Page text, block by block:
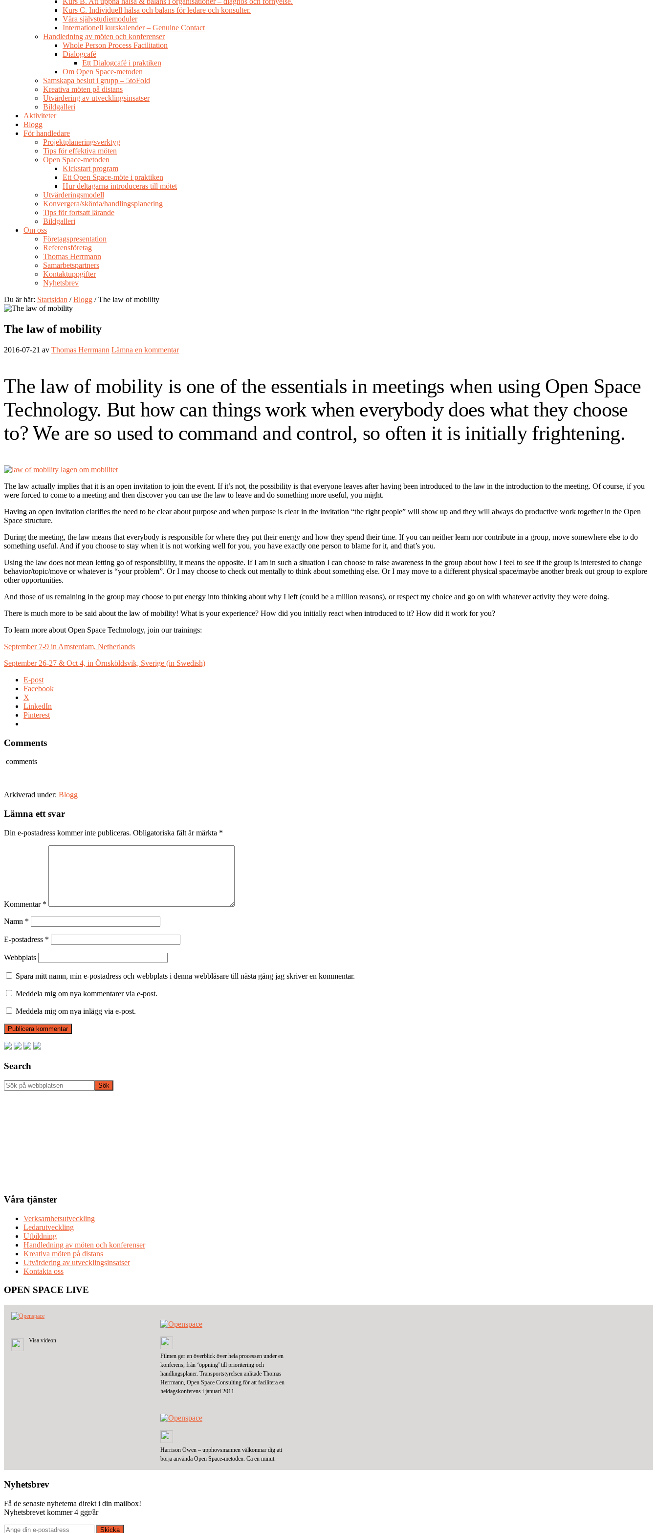
Kurs C. Individuell hälsa och balans för ledare och konsulter.
Våra självstudiemoduler
Internationell kurskalender – Genuine Contact
Handledning av möten och konferenser
Whole Person Process Facilitation
Dialogcafé
Ett Dialogcafé i praktiken
Om Open Space-metoden
Samskapa beslut i grupp – 5toFold
Kreativa möten på distans
Utvärdering av utvecklingsinsatser
Bildgalleri
Aktiviteter
Blogg
För handledare
Projektplaneringsverktyg
Tips för effektiva möten
Open Space-metoden
Kickstart program
Ett Open Space-möte i praktiken
Hur deltagarna introduceras till mötet
Utvärderingsmodell
Konvergera/skörda/handlingsplanering
Tips för fortsatt lärande
Bildgalleri
Om oss
Företagspresentation
Referensföretag
Thomas Herrmann
Samarbetspartners
Kontaktuppgifter
Nyhetsbrev
Du är här: Startsidan /Blogg / The law of mobility
The law of mobility
2016-07-21 av Thomas Herrmann Lämna en kommentar
The law of mobility is one of the essentials in meetings when using Open Space
Technology. But how can things work when everybody does what they choose
to? We are so used to command and control, so often it is initially frightening.
The law actually implies that it is an open invitation to join the event. If it’s not, the possibility is that everyone leaves after having been introduced to the law in the introduction to the meeting. Of course, if you
were forced to come to a meeting and then discover you can use the law to leave and do something more useful, you might.
Having an open invitation clarifies the need to be clear about purpose and when purpose is clear in the invitation “the right people” will show up and they will always do productive work together in the Open
Space structure.
During the meeting, the law means that everybody is responsible for where they put their energy and how they spend their time. If you can neither learn nor contribute in a group, move somewhere else to do
something useful. And if you choose to stay when it is not working well for you, you have exactly one person to blame for it, and that’s you.
Using the law does not mean letting go of responsibility, it means the opposite. If I am in such a situation I can choose to raise awareness in the group about how I feel to see if the group is interested to change
behavior/topic/move or whatever is “your problem”. Or I may choose to check out mentally to think about something else. Or I may move to a different physical space/maybe another break out group to explore
other opportunities.
And those of us remaining in the group may choose to put energy into thinking about why I left (could be a million reasons), or respect my choice and go on with whatever activity they were doing.
There is much more to be said about the law of mobility! What is your experience? How did you initially react when introduced to it? How did it work for you?
To learn more about Open Space Technology, join our trainings:
September 7-9 in Amsterdam, Netherlands
September 26-27 & Oct 4, in Örnsköldsvik, Sverige (in Swedish)
E-post
Facebook
X
LinkedIn
Pinterest
Comments
comments
Arkiverad under: Blogg
Läsarkommentarer
Lämna ett svar
Din e-postadress kommer inte publiceras. Obligatoriska fält är märkta *
Kommentar *
Namn *
E-postadress *
Webbplats
Spara mitt namn, min e-postadress och webbplats i denna webbläsare till nästa gång jag skriver en kommentar.
Meddela mig om nya kommentarer via e-post.
Meddela mig om nya inlägg via e-post.
Primärt
sidofält
Search
Sök
på
Våra tjänster
Verksamhetsutveckling
Ledarutveckling
Utbildning
Handledning av möten och konferenser
Kreativa möten på distans
Utvärdering av utvecklingsinsatser
Kontakta oss
OPEN SPACE LIVE
Visa videon
Filmen ger en överblick över hela processen under en
konferens, från ‘öppning’ till prioritering och
handlingsplaner. Transportstyrelsen anlitade Thomas
Herrmann, Open Space Consulting för att facilitera en
heldagskonferens i januari 2011.
Harrison Owen – upphovsmannen välkomnar dig att
börja använda Open Space-metoden. Ca en minut.
Nyhetsbrev
Få de senaste nyhetema direkt i din mailbox!
Nyhetsbrevet kommer 4 ggr/år